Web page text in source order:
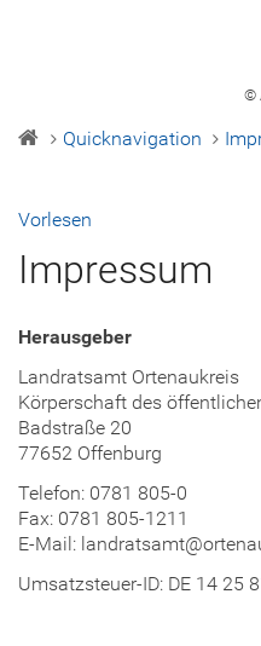
©
Quicknavigation
Vorlesen
Impressum
Herausgeber
Landratsamt Ortenaukreis
Körperschaft des
Badstraße 20
77652 Offenburg
Telefon: 0781 805-0
Fax: 0781 805-1211
E-Mail:
Umsatzsteuer-ID: DE 14 25